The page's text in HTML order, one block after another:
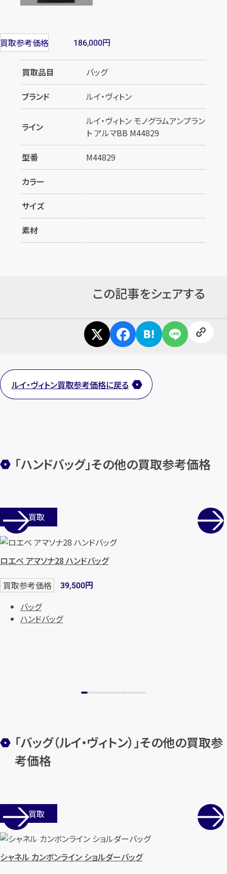
分！今すぐ査定金額をお伝えいた
まずはお電話で無料査定
メールで無料相談する
買取参考価格 186,000円
買取品目
バッグ
ブランド
ルイ・ヴィトン
ライン
ルイ・ヴィトン モノグラムアンプラン
ト アルマBB M44829
型番
M44829
カラー
サイズ
素材
この記事をシェアする
ルイ・ヴィトン買取参考価格に戻る
「ハンドバッグ」その他の買取参考価格
店舗買取
ロエベ アマソナ28 ハンドバッグ
買取参考価格 39,500円
バッグ
ハンドバッグ
「バッグ（ルイ・ヴィトン）」その他の買取参
考価格
店舗買取
シャネル カンボンライン ショルダーバッグ